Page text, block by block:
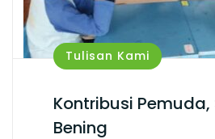
Tulisan Kami
Kontribusi Pemuda,
Bening